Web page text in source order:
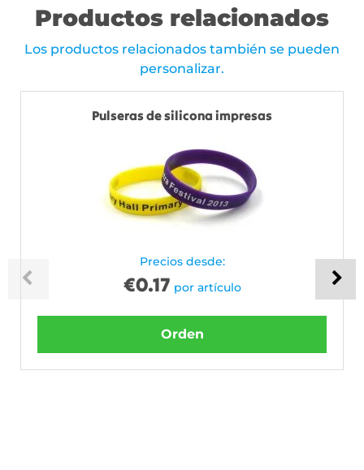
Productos relacionados
Los productos relacionados también se pueden
personalizar.
Pulseras de silicona impresas
Precios desde:
€0.17 por artículo
Orden